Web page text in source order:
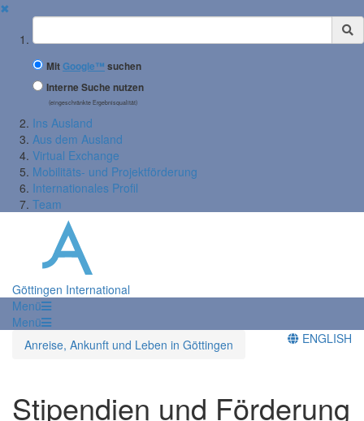
✖
Suchbegriff
MitGoogle™ suchen
Interne Suche nutzen
(eingeschränkte Ergebnisqualität)
Ins Ausland
Aus dem Ausland
Virtual Exchange
Mobilitäts- und Projektförderung
Internationales Profil
Team
Göttingen International
Menü
Menü
Anreise, Ankunft und Leben in Göttingen
ENGLISH
Stipendien und Förderung